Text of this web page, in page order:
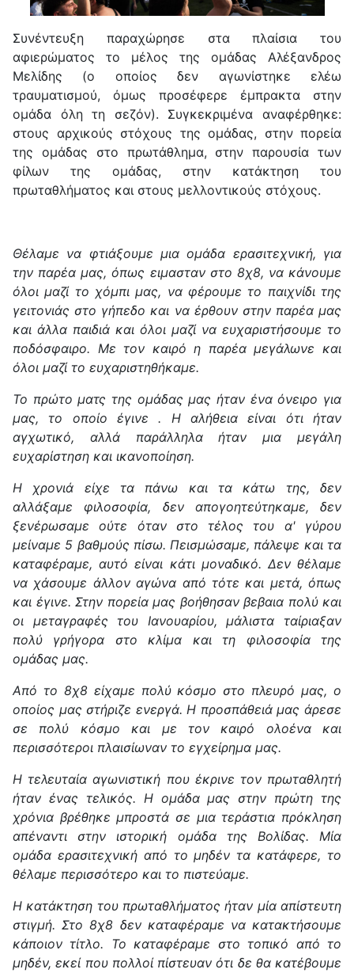
Συνέντευξη παραχώρησε στα πλαίσια του
αφιερώματος το μέλος της ομάδας Αλέξανδρος
Μελίδης (ο οποίος δεν αγωνίστηκε ελέω
τραυματισμού, όμως προσέφερε έμπρακτα στην
ομάδα όλη τη σεζόν). Συγκεκριμένα αναφέρθηκε:
στους αρχικούς στόχους της ομάδας, στην πορεία
της ομάδας στο πρωτάθλημα, στην παρουσία των
φίλων της ομάδας, στην κατάκτηση του
πρωταθλήματος και στους μελλοντικούς στόχους.
Θέλαμε να φτιάξουμε μια ομάδα ερασιτεχνική, για
την παρέα μας, όπως ειμασταν στο 8χ8, να κάνουμε
όλοι μαζί το χόμπι μας, να φέρουμε το παιχνίδι της
γειτονιάς στο γήπεδο και να έρθουν στην παρέα μας
και άλλα παιδιά και όλοι μαζί να ευχαριστήσουμε το
ποδόσφαιρο. Με τον καιρό η παρέα μεγάλωνε και
όλοι μαζί το ευχαριστηθήκαμε.
Το πρώτο ματς της ομάδας μας ήταν ένα όνειρο για
μας, το οποίο έγινε . Η αλήθεια είναι ότι ήταν
αγχωτικό, αλλά παράλληλα ήταν μια μεγάλη
ευχαρίστηση και ικανοποίηση.
Η χρονιά είχε τα πάνω και τα κάτω της, δεν
αλλάξαμε φιλοσοφία, δεν απογοητεύτηκαμε, δεν
ξενέρωσαμε ούτε όταν στο τέλος του α' γύρου
μείναμε 5 βαθμούς πίσω. Πεισμώσαμε, πάλεψε και τα
καταφέραμε, αυτό είναι κάτι μοναδικό. Δεν θέλαμε
να χάσουμε άλλον αγώνα από τότε και μετά, όπως
και έγινε. Στην πορεία μας βοήθησαν βεβαια πολύ και
οι μεταγραφές του Ιανουαρίου, μάλιστα ταίριαξαν
πολύ γρήγορα στο κλίμα και τη φιλοσοφία της
ομάδας μας.
Από το 8χ8 είχαμε πολύ κόσμο στο πλευρό μας, ο
οποίος μας στήριζε ενεργά. Η προσπάθειά μας άρεσε
σε πολύ κόσμο και με τον καιρό ολοένα και
περισσότεροι πλαισίωναν το εγχείρημα μας.
Η τελευταία αγωνιστική που έκρινε τον πρωταθλητή
ήταν ένας τελικός. Η ομάδα μας στην πρώτη της
χρόνια βρέθηκε μπροστά σε μια τεράστια πρόκληση
απέναντι στην ιστορική ομάδα της Βολίδας. Μία
ομάδα ερασιτεχνική από το μηδέν τα κατάφερε, το
θέλαμε περισσότερο και το πιστεύαμε.
Η κατάκτηση του πρωταθλήματος ήταν μία απίστευτη
στιγμή. Στο 8χ8 δεν καταφέραμε να κατακτήσουμε
κάποιον τίτλο. Το καταφέραμε στο τοπικό από το
μηδέν, εκεί που πολλοί πίστευαν ότι δε θα κατέβουμε